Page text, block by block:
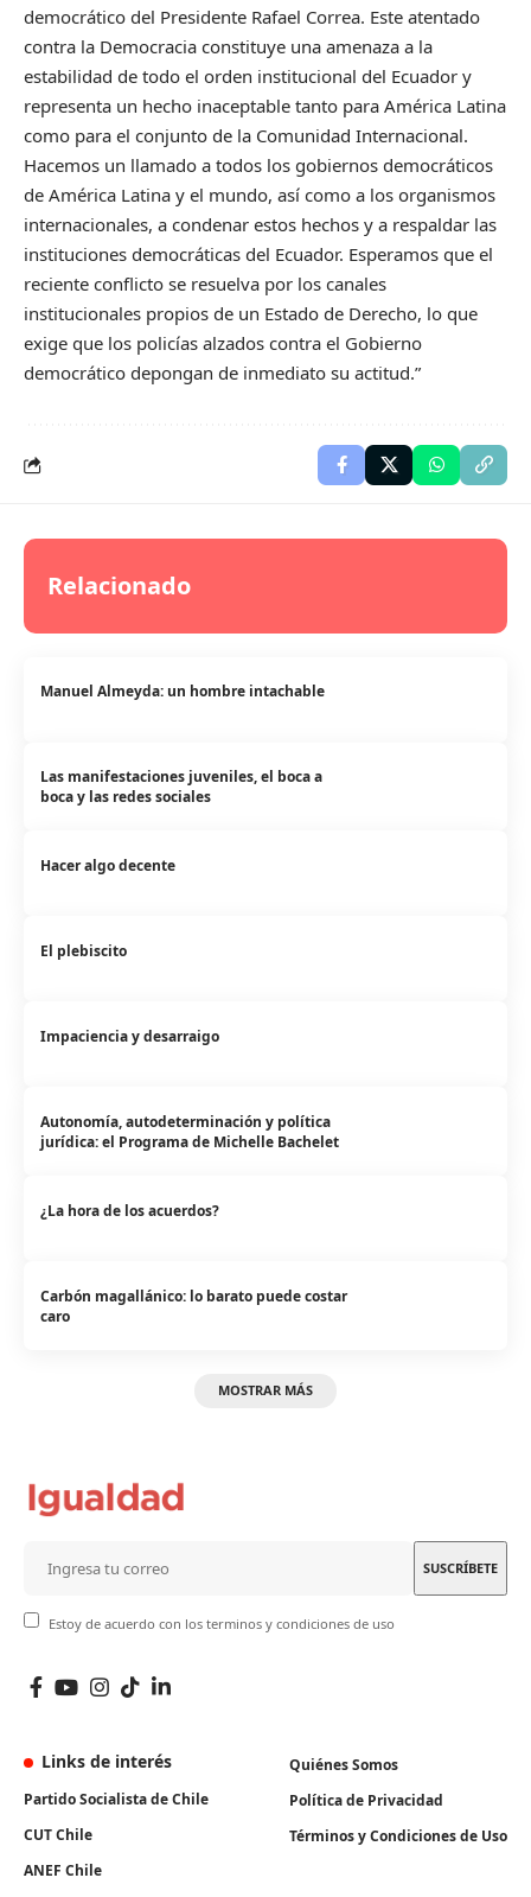
democrático del Presidente Rafael Correa. Este atentado
contra la Democracia constituye una amenaza a la
estabilidad de todo el orden institucional del Ecuador y
representa un hecho inaceptable tanto para América Latina
como para el conjunto de la Comunidad Internacional.
Hacemos un llamado a todos los gobiernos democráticos
de América Latina y el mundo, así como a los organismos
internacionales, a condenar estos hechos y a respaldar las
instituciones democráticas del Ecuador. Esperamos que el
reciente conflicto se resuelva por los canales
institucionales propios de un Estado de Derecho, lo que
exige que los policías alzados contra el Gobierno
democrático depongan de inmediato su actitud.”
Relacionado
Manuel Almeyda: un hombre intachable
Las manifestaciones juveniles, el boca a
boca y las redes sociales
Hacer algo decente
El plebiscito
Impaciencia y desarraigo
Autonomía, autodeterminación y política
jurídica: el Programa de Michelle Bachelet
¿La hora de los acuerdos?
Carbón magallánico: lo barato puede costar
caro
MOSTRAR MÁS
Estoy de acuerdo con los terminos y condiciones de uso
Links de interés
Partido Socialista de Chile
CUT Chile
ANEF Chile
Quiénes Somos
Política de Privacidad
Términos y Condiciones de Uso